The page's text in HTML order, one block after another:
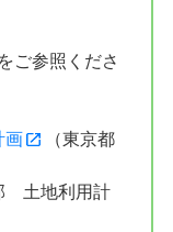
ご参照くださ
画
（東京都
土地利用計